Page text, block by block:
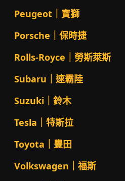
Peugeot｜寶獅
Porsche｜保時捷
Rolls-Royce｜勞斯萊斯
Subaru｜速霸陸
Suzuki｜鈴木
Tesla｜特斯拉
Toyota｜豐田
Volkswagen｜福斯